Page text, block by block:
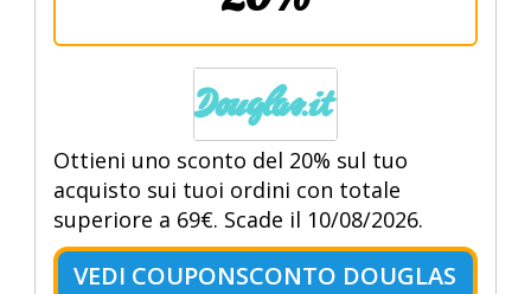
Ottieni uno sconto del 20% sul tuo
acquisto sui tuoi ordini con totale
superiore a 69€. Scade il 10/08/2026.
VEDI COUPONSCONTO DOUGLAS